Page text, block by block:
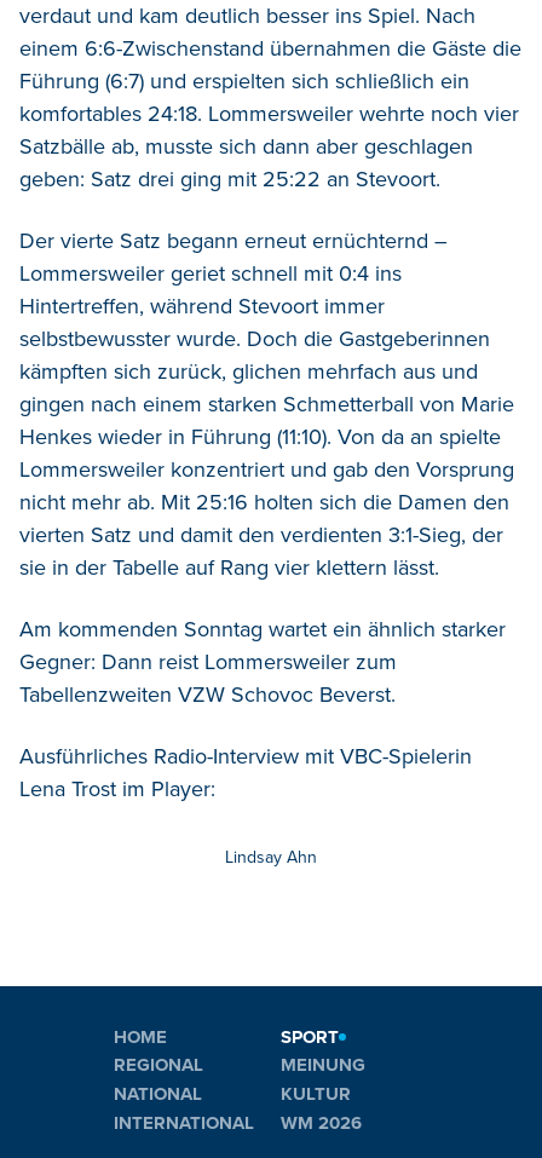
verdaut und kam deutlich besser ins Spiel. Nach
einem 6:6-Zwischenstand übernahmen die Gäste die
Führung (6:7) und erspielten sich schließlich ein
komfortables 24:18. Lommersweiler wehrte noch vier
Satzbälle ab, musste sich dann aber geschlagen
geben: Satz drei ging mit 25:22 an Stevoort.
Der vierte Satz begann erneut ernüchternd –
Lommersweiler geriet schnell mit 0:4 ins
Hintertreffen, während Stevoort immer
selbstbewusster wurde. Doch die Gastgeberinnen
kämpften sich zurück, glichen mehrfach aus und
gingen nach einem starken Schmetterball von Marie
Henkes wieder in Führung (11:10). Von da an spielte
Lommersweiler konzentriert und gab den Vorsprung
nicht mehr ab. Mit 25:16 holten sich die Damen den
vierten Satz und damit den verdienten 3:1-Sieg, der
sie in der Tabelle auf Rang vier klettern lässt.
Am kommenden Sonntag wartet ein ähnlich starker
Gegner: Dann reist Lommersweiler zum
Tabellenzweiten VZW Schovoc Beverst.
Ausführliches Radio-Interview mit VBC-Spielerin
Lena Trost im Player:
Lindsay Ahn
HOME
REGIONAL
NATIONAL
INTERNATIONAL
SPORT
MEINUNG
KULTUR
WM 2026